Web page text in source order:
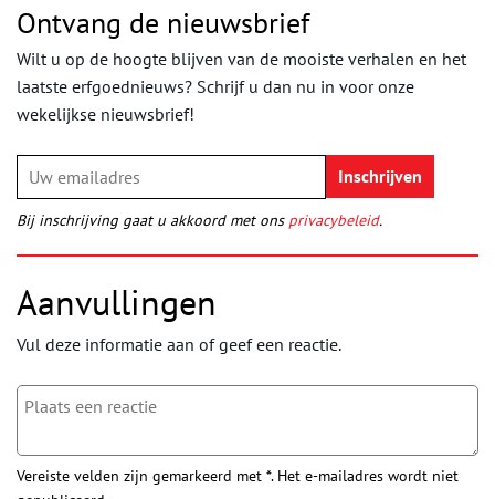
Ontvang de nieuwsbrief
Wilt u op de hoogte blijven van de mooiste verhalen en het
laatste erfgoednieuws? Schrijf u dan nu in voor onze
wekelijkse nieuwsbrief!
Bij inschrijving gaat u akkoord met ons privacybeleid.
Aanvullingen
Vul deze informatie aan of geef een reactie.
Vereiste velden zijn gemarkeerd met *. Het e-mailadres wordt niet